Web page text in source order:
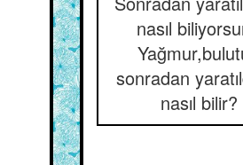
nasıl
sonradan
nasıl bilir?